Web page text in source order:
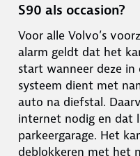
S90 als occasion?
Voor alle Volvo’s
alarm geldt dat het
start wanneer deze in
systeem dient met
auto na diefstal.
internet nodig en dat
parkeergarage. Het
deblokkeren met het